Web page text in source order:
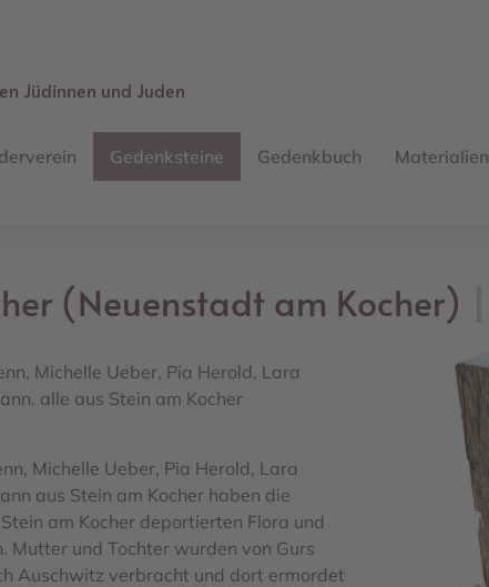
Jüdinnen und Juden
Gedenksteine Gedenkbuch Materialien
(Neuenstadt am Kocher)
Michelle Ueber, Pia Herold, Lara
alle aus Stein am Kocher
Michelle Ueber, Pia Herold, Lara
aus Stein am Kocher haben die
am Kocher deportierten Flora und
Mutter und Tochter wurden von Gurs
Auschwitz verbracht und dort ermordet